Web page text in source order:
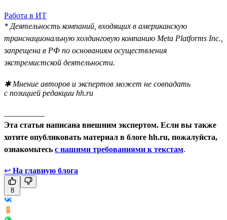
Работа в ИТ
* Деятельность компаний, входящих в американскую
транснациональную холдинговую компанию Meta Platforms Inc.,
запрещена в РФ по основаниям осуществления
экстремистской деятельности.
✱ Мнение авторов и экспертов может не совпадать
с позицией редакции hh.ru
Эта статья написана внешним экспертом. Если вы также
хотите опубликовать материал в блоге hh.ru, пожалуйста,
ознакомьтесь с нашими требованиями к текстам.
↩ На главную блога
8